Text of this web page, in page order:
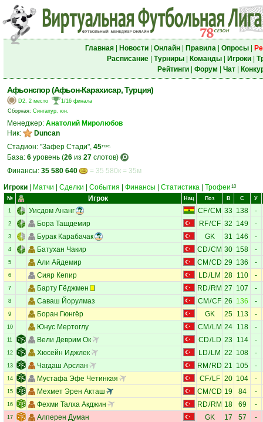
Главная| Новости| Онлайн| Правила| Опросы|
Расписание| Турниры| Команды| Игроки|
Рейтинги| Форум Чат|
Афьонспор (Афьон-Карахисар, Турция)
D2, 2 место
1/16 финала
Сборная: Сингапур, юн.
Менеджер: Анатолий Миролюбов
Ник:
Duncan
Стадион: "Зафер Стади", 45тыс.
База: 6 уровень (26 из 27 слотов)
Финансы: 35 580 640
= 35 580к = 35м
Игроки
Матчи Сделки События Финансы Статистика Трофеи 10
№ Игрок Нац Поз В С У
1 Уисдом Ананг CF/CM 33 138 -
2 Бора Ташдемир RF/CF 32 149 -
3 Бурак Карабачак GK 31 146 -
4 Батухан Чакир CD/CM 30 158 -
5 Али Айдемир CM /CD 29 136 -
6 Сияр Кепир LD/ LM 28 110 -
7 Барту Гёджмен RD/ RM 27 107 -
8 Саваш Йорулмаз CM /CF 26 136 -
9 Боран Гюнгёр GK 25 113 -
10 Юнус Мертоглу CM /LM 24 118 -
11 Вели Деврим Ок CD/LD 23 114 -
12 Хюсейн Иджлек LD/ LM 22 108 -
13 Чагдаш Арслан RM / RD 21 105 -
14 Мустафа Эфе Четинкая CF/LF 20 104 -
15 Мехмет Эрен Акташ CM /CD 19 84 -
16 Фехми Талха Акджин RD/ RM 18 69 -
17 Алперен Думан GK 17 57 -